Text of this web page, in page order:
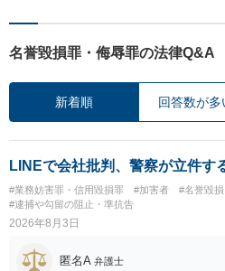
名誉毀損罪・侮辱罪の法律Q&A
新着順 回答数が多
LINEで会社批判、警察が立件す
#業務妨害罪・信用毀損罪 #加害者 #名誉毀損
#逮捕や勾留の阻止・準抗告
2026年8月3日
匿名A 弁護士